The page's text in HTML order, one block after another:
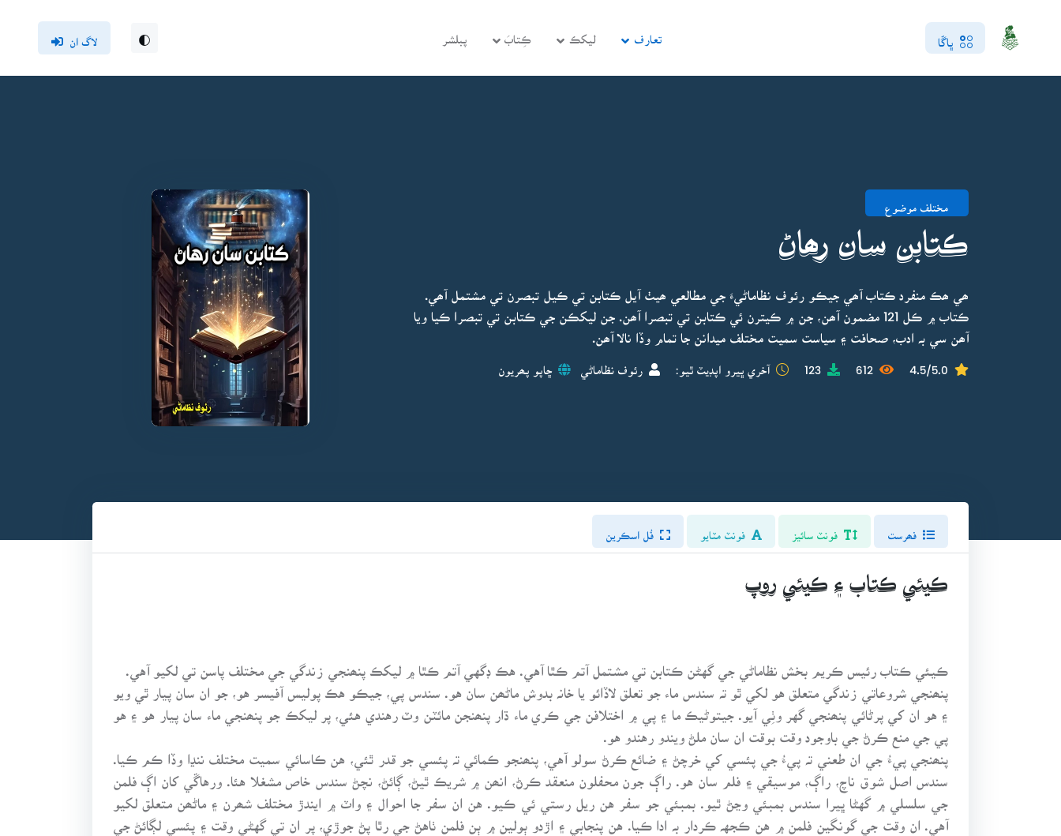
ڀاڱا تعارف ليکڪ ڪِتابَ پبلشر لاگ ان
مختلف موضوع
ڪتابن سان رھاڻ
ھي ھڪ منفرد ڪتاب آھي جيڪو رئوف نظاماڻيءَ جي مطالعي ھيٺ آيل ڪتابن تي ڪيل تبصرن تي مشتمل آھي.
ڪتاب ۾ ڪل 121 مضمون آھن، جن ۾ ڪيترن ئي ڪتابن تي تبصرا آھن. جن ليکڪن جي ڪتابن تي تبصرا ڪيا ويا
آھن سي بہ ادب، صحافت ۽ سياست سميت مختلف ميدانن جا تمام وڏا نالا آھن.
4.5/5.0
612
123 آخري ڀيرو اپڊيٽ ٿيو: رئوف نظاماڻي ڇاپو پھريون
فونٽ سائيز فونٽ مٽايو فُل اسڪرين
ڪيئي ڪتاب ۽ ڪيئي روپ
ڪيئي ڪتاب رئيس ڪريم بخش نظاماڻي جي گهڻن ڪتابن تي مشتمل آتم ڪٿا آهي. هڪ ڊگهي آتم ڪٿا ۾ ليکڪ پنھنجي زندگي جي مختلف پاسن تي لکيو آهي.
پنھنجي شروعاتي زندگي متعلق هو لکي ٿو تہ سندس ماء جو تعلق لاڏائو يا خانہ بدوش ماڻھن سان هو. سندس پي، جيڪو هڪ پوليس آفيسر هو، جو ان سان پيار ٿي ويو
۽ هو ان کي پرڻائي پنھنجي گهر وٺِي آيو. جيتوڻيڪ ما ۽ پي ۾ اختلافن جي ڪري ماء ڌار پنھنجن مائٽن وٽ رهندي هئي، پر ليکڪ جو پنھنجي ماء سان پيار هو ۽ هو
پي جي منع ڪرڻ جي باوجود وقت بوقت ان سان ملڻ ويندو رهندو هو.
پنھنجي پيءُ جي ان طعني تہ پيءُ جي پئسي کي خرچڻ ۽ ضائع ڪرڻ سولو آهي، پنھنجو ڪمائي تہ پئسي جو قدر ٿئي، هن ڪاسائي سميت مختلف ننڍا وڏا ڪم ڪيا.
سندس اصل شوق ناچ، راڳ، موسيقي ۽ فلم سان هو. راڳ جون محفلون منعقد ڪرڻ، انھن ۾ شريڪ ٿيڻ، ڳائڻ، نچڻ سندس خاص مشغلا هئا. ورهاڱي کان اڳ فلمن
جي سلسلي ۾ گهڻا ڀيرا سندس بمبئي وڃڻ ٿيو. بمبئي جو سفر هن ريل رستي ئي ڪيو. هن ان سفر جا احوال ۽ واٽ ۾ ايندڙ مختلف شھرن ۽ ماڻھن متعلق لکيو
آهي. ان وقت جي گونگين فلمن ۾ هن ڪجهہ ڪردار بہ ادا ڪيا. هن پنجابي ۽ اڙدو ٻولين ۾ ٻن فلمن ٺاهڻ جي رٿا پڻ جوڙي، پر ان تي گهڻي وقت ۽ پئسي لڳائڻ جي